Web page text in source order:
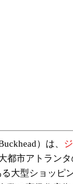
）は、
都市アトランタ
大型ショッピ